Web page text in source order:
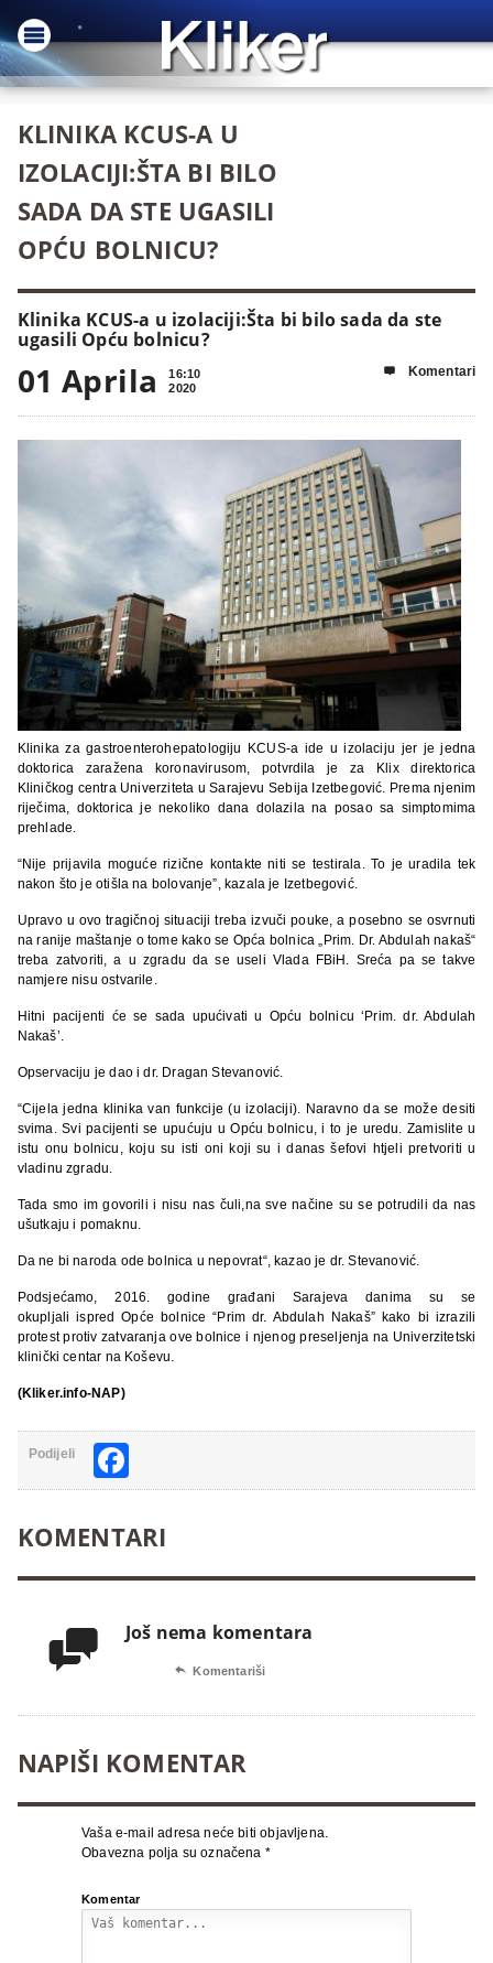
KLINIKA KCUS-A U
IZOLACIJI:ŠTA BI BILO
SADA DA STE UGASILI
OPĆU BOLNICU?
Klinika KCUS-a u izolaciji:Šta bi bilo sada da ste
ugasili Opću bolnicu?
01 Aprila
16:10
2020
 Komentari
Klinika za gastroenterohepatologiju KCUS-a ide u izolaciju jer je jedna
doktorica zaražena koronavirusom, potvrdila je za Klix direktorica
Kliničkog centra Univerziteta u Sarajevu Sebija Izetbegović. Prema njenim
riječima, doktorica je nekoliko dana dolazila na posao sa simptomima
prehlade.
“Nije prijavila moguće rizične kontakte niti se testirala. To je uradila tek
nakon što je otišla na bolovanje”, kazala je Izetbegović.
Upravo u ovo tragičnoj situaciji treba izvuči pouke, a posebno se osvrnuti
na ranije maštanje o tome kako se Opća bolnica „Prim. Dr. Abdulah nakaš“
treba zatvoriti, a u zgradu da se useli Vlada FBiH. Sreća pa se takve
namjere nisu ostvarile.
Hitni pacijenti će se sada upućivati u Opću bolnicu ‘Prim. dr. Abdulah
Nakaš’.
Opservaciju je dao i dr. Dragan Stevanović.
“Cijela jedna klinika van funkcije (u izolaciji). Naravno da se može desiti
svima. Svi pacijenti se upućuju u Opću bolnicu, i to je uredu. Zamislite u
istu onu bolnicu, koju su isti oni koji su i danas šefovi htjeli pretvoriti u
vladinu zgradu.
Tada smo im govorili i nisu nas čuli,na sve načine su se potrudili da nas
ušutkaju i pomaknu.
Da ne bi naroda ode bolnica u nepovrat“, kazao je dr. Stevanović.
Podsjećamo, 2016. godine građani Sarajeva danima su se
okupljali ispred Opće bolnice “Prim dr. Abdulah Nakaš” kako bi izrazili
protest protiv zatvaranja ove bolnice i njenog preseljenja na Univerzitetski
klinički centar na Koševu.
(Kliker.info-NAP)
Podijeli
KOMENTARI
 Još nema komentara
 Komentariši
NAPIŠI KOMENTAR
Vaša e-mail adresa neće biti objavljena.
Obavezna polja su označena *
Komentar